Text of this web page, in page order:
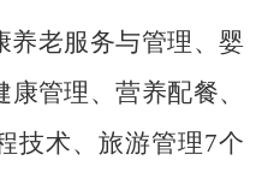
养老服务与管理、婴
管理、营养配餐、
技术、旅游管理7个